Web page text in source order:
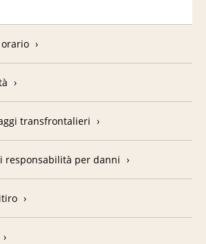
transfrontalieri
responsabilità per danni